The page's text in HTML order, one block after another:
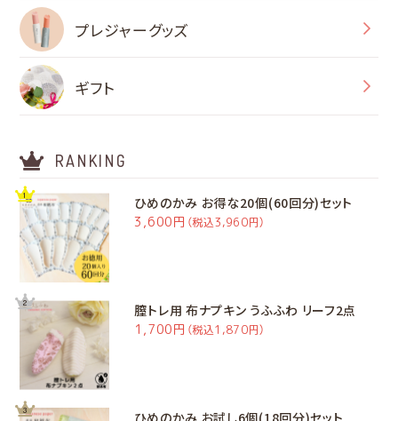
プレジャーグッズ
ギフト
RANKING
ひめのかみ お得な20個(60回分)セット
3,600円 （税込3,960円）
膣トレ用 布ナプキン うふふわ リーフ2点
1,700円 （税込1,870円）
ひめのかみ お試し6個(18回分)セット